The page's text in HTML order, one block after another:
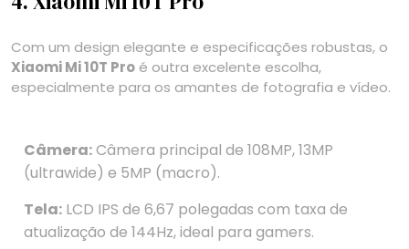
Com um design elegante e especificações robustas, o
Xiaomi Mi 10T Pro é outra excelente escolha,
especialmente para os amantes de fotografia e vídeo.
Câmera:Câmera principal de 108MP, 13MP
(ultrawide) e 5MP (macro).
Tela: LCD IPS de 6,67 polegadas com taxa de
atualização de 144Hz, ideal para gamers.